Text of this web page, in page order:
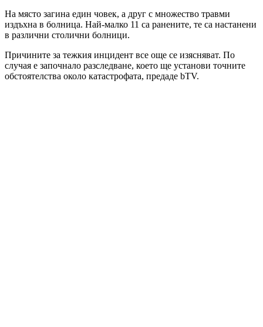
На място загина един човек, а друг с множество травми
издъхна в болница. Най-малко 11 са ранените, те са настанени
в различни столични болници.
Причините за тежкия инцидент все още се изясняват. По
случая е започнало разследване, което ще установи точните
обстоятелства около катастрофата, предаде bTV.